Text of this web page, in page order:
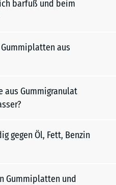
barfuß und beim
aus
aus Gummigranulat
gegen Öl, Fett, Benzin
Gummiplatten und